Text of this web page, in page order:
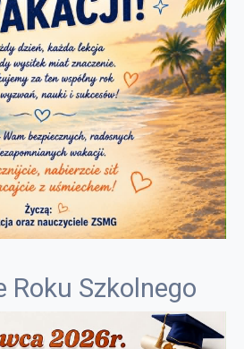
Roku Szkolnego